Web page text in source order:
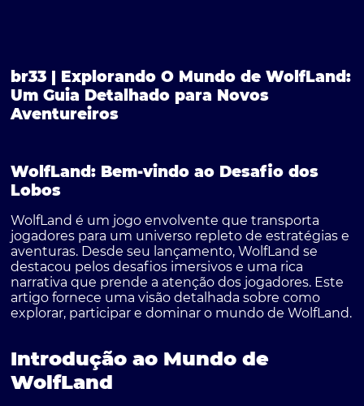
br33 | Explorando O Mundo de WolfLand:
Um Guia Detalhado para Novos
Aventureiros
WolfLand: Bem-vindo ao Desafio dos
Lobos
WolfLand é um jogo envolvente que transporta
jogadores para um universo repleto de estratégias e
aventuras. Desde seu lançamento, WolfLand se
destacou pelos desafios imersivos e uma rica
narrativa que prende a atenção dos jogadores. Este
artigo fornece uma visão detalhada sobre como
explorar, participar e dominar o mundo de WolfLand.
Introdução ao Mundo de
WolfLand